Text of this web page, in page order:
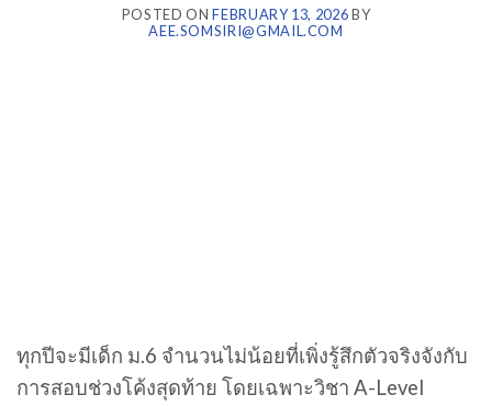
POSTED ONFEBRUARY 13, 2026BY
AEE.SOMSIRI@GMAIL.COM
ทุกปีจะมีเด็ก ม.6 จำนวนไม่น้อยที่เพิ่งรู้สึกตัวจริงจังกับ
การสอบช่วงโค้งสุดท้าย โดยเฉพาะวิชา A-Level